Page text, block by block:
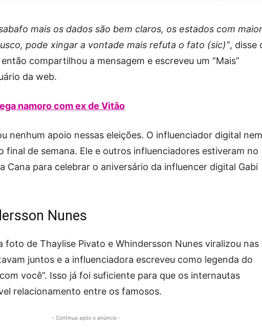
mais os dados são bem claros, os estados com maior
pode xingar a vontade mais refuta o fato (sic)”, disse
compartilhou a mensagem e escreveu um ”Mais”
da web.
namoro com ex de Vitão
nenhum apoio nessas eleições. O influenciador digital nem
final de semana. Ele e outros influenciadores estiveram no
Cana para celebrar o aniversário da influencer digital Gabi
Nunes
foto de Thaylise Pivato e Whindersson Nunes viralizou nas
juntos e a influenciadora escreveu como legenda do
você”. Isso já foi suficiente para que os internautas
relacionamento entre os famosos.
- Continua após o anúncio -